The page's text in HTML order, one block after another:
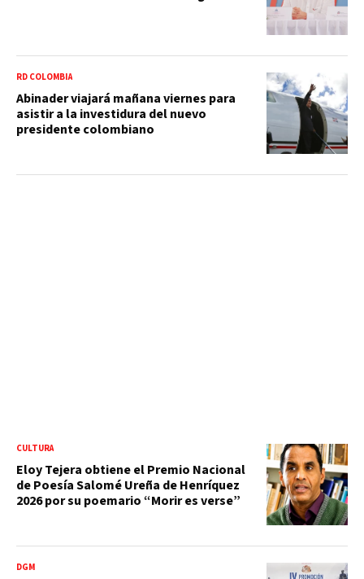
RD COLOMBIA
Abinader viajará mañana viernes para
asistir a la investidura del nuevo
presidente colombiano
CULTURA
Eloy Tejera obtiene el Premio Nacional
de Poesía Salomé Ureña de Henríquez
2026 por su poemario “Morir es verse”
DGM